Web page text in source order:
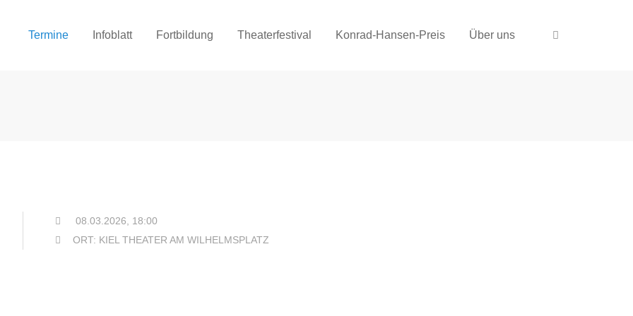
Termine Infoblatt Fortbildung Theaterfestival Konrad-Hansen-Preis Über uns
08.03.2026, 18:00
ORT: KIEL THEATER AM WILHELMSPLATZ